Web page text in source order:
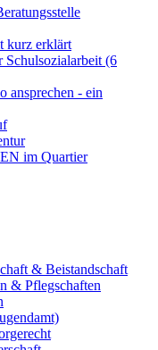
kurz erklärt
Schulsozialarbeit (6
ansprechen - ein
im Quartier
& Beistandschaft
& Pflegschaften